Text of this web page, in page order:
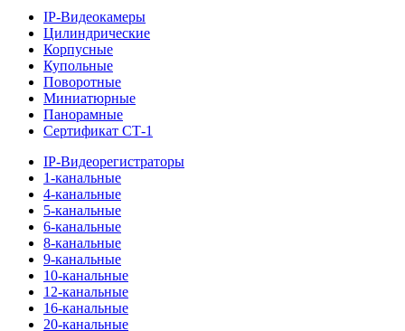
IP-Видеокамеры
Цилиндрические
Корпусные
Купольные
Поворотные
Миниатюрные
Панорамные
Сертификат СТ-1
IP-Видеорегистраторы
1-канальные
4-канальные
5-канальные
6-канальные
8-канальные
9-канальные
10-канальные
12-канальные
16-канальные
20-канальные